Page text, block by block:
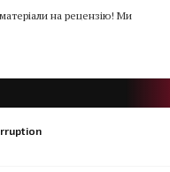
на рецензію! Ми